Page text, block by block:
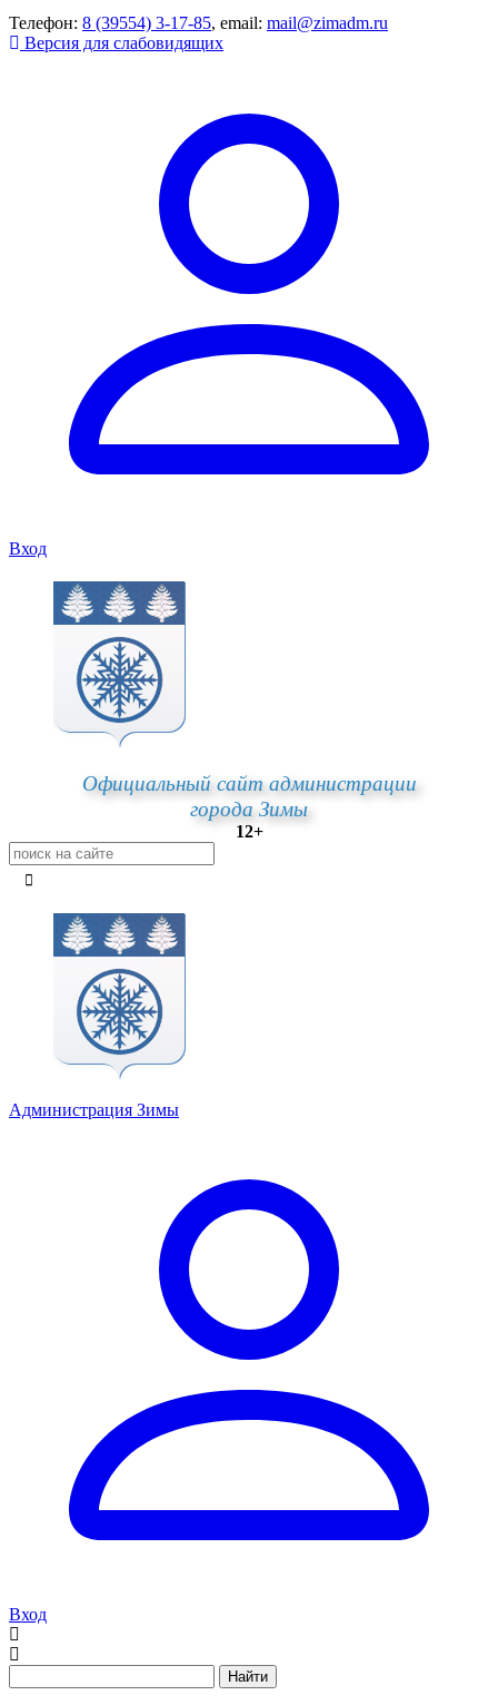
Телефон: 8 (39554) 3-17-85, email: mail@zimadm.ru
Версия для слабовидящих
Вход
Официальный сайт администрации
города Зимы
12+
Администрация Зимы
Вход
Найти